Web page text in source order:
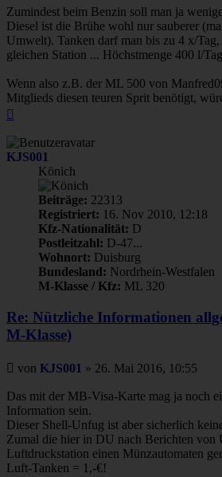
Zumindest beim Benzin soll man ja
Diesel ist die Brühe wohl nur sauberer
Umwelt). Tanken darf man bis zu 4 x/
gleichen Station ... Höchstmenge 400 l/
Wenn also z.B. der ML 500 von
Mitglieds diesen teuren Sprit benötigt,
KJS001
Könich
Beiträge: 22313
Registriert: 16. Nov 2010, 12:18
Kfz-Nationalität: D
Postleitzahl: D-47...
Wohnort: Duisburg
Bundesland: Nordrhein-Westfalen
M-Klasse / Kfz: ML 320
Re: Nützliche Informationen
M-Klasse)
Beitrag
von KJS001 » 26. Mai 2016, 10:55
Das mit der MB-Visa-Karte mag ja noch
Information sein.
Dieser Shell-Unfug ist aber sicherlich
Zumal die hier in DU nach Berichten von
Luftdruckstation einen Münzautomaten
Luft-Tanken = 1,-€!